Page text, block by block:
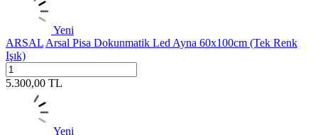
Yeni
ARSAL Arsal Pisa Dokunmatik Led Ayna 60x100cm (Tek Renk
Işık)
5.300,00 TL
Yeni